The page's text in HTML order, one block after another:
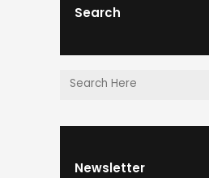
Search
Newsletter